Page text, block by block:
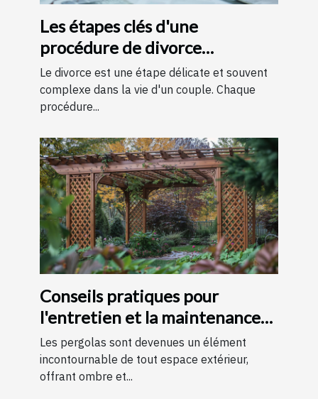
Les étapes clés d'une
procédure de divorce
expliquées simplement
Le divorce est une étape délicate et souvent
complexe dans la vie d'un couple. Chaque
procédure...
Conseils pratiques pour
l'entretien et la maintenance
des pergolas
Les pergolas sont devenues un élément
incontournable de tout espace extérieur,
offrant ombre et...